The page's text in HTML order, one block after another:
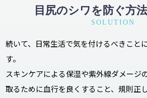
目尻のシワを防ぐ方
SOLUTION
続いて、日常生活で気を付けるべきこと
す。
スキンケアによる保湿や紫外線ダメージ
取るために血行を良くすること、規則正